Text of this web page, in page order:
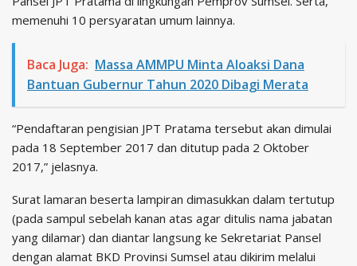
memenuhi 10 persyaratan umum lainnya.
Baca Juga: Massa AMMPU Minta Aloaksi Dana
Bantuan Gubernur Tahun 2020 Dibagi Merata
“Pendaftaran pengisian JPT Pratama tersebut akan dimulai
pada 18 September 2017 dan ditutup pada 2 Oktober
2017,” jelasnya.
Surat lamaran beserta lampiran dimasukkan dalam tertutup
(pada sampul sebelah kanan atas agar ditulis nama jabatan
yang dilamar) dan diantar langsung ke Sekretariat Pansel
dengan alamat BKD Provinsi Sumsel atau dikirim melalui